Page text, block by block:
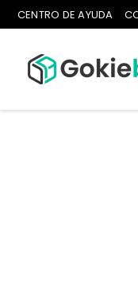
CENTRO DE AYUDA